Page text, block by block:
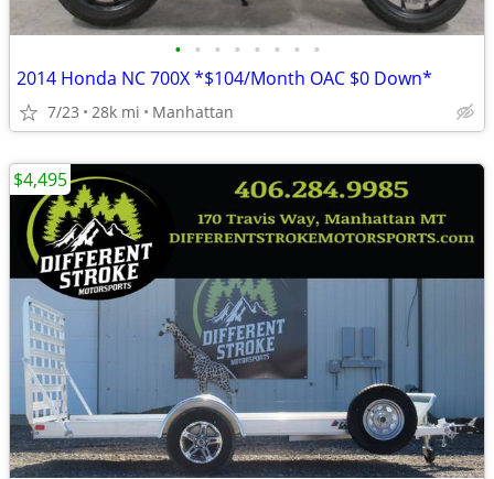
• • • • • • • •
2014 Honda NC 700X *$104/Month OAC $0 Down*
7/23 28k mi Manhattan
$4,495